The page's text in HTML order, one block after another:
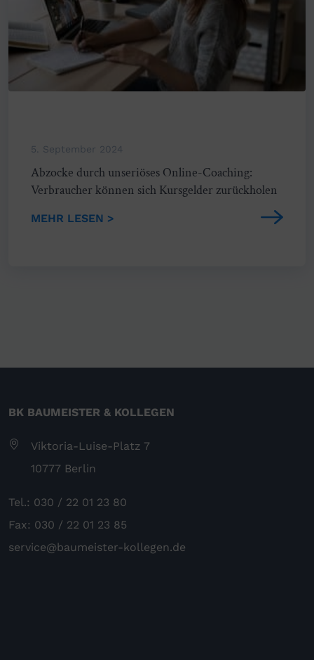
5. September 2024
Abzocke durch unseriöses Online-Coaching:
Verbraucher können sich Kursgelder zurückholen
MEHR LESEN >
BK BAUMEISTER & KOLLEGEN
Viktoria-Luise-Platz 7
10777 Berlin
Tel.: 030 / 22 01 23 80
Fax: 030 / 22 01 23 85
service@baumeister-kollegen.de